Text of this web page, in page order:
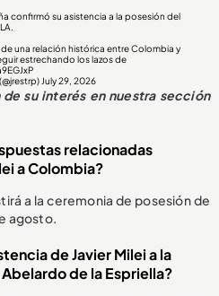
confirmó su asistencia a la posesión del
.
una relación histórica entre Colombia y
estrechando los lazos de
July 29, 2026
su interés en nuestra sección
relacionadas
a Colombia?
a la ceremonia de posesión de
agosto.
de Javier Milei a la
de la Espriella?